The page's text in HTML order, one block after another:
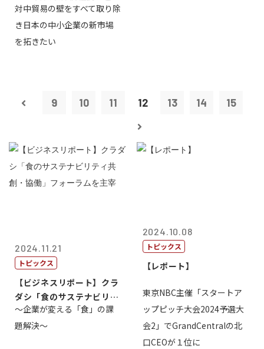
山 誠
対中貿易の壁をすべて取り除
き日本の中小企業の新市場
を拓きたい
9 10 11 12 13 14 15
2024.11.21
トピックス
【ビジネスリポート】クラ
ダシ「食のサステナビリテ
ィ共創・協働...
～企業が変える「食」の課
題解決～
2024.10.08
トピックス
【レポート】
東京NBC主催「スタートア
ップピッチ大会2024予選大
会2」でGrandCentralの北
口CEOが１位に